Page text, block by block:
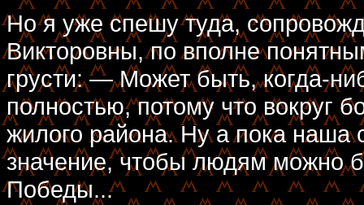
Но я уже спешу туда,
Викторовны, по вполне
грусти: — Может быть, когда-
полностью, потому что вокруг
жилого района. Ну а пока наша
значение, чтобы людям можно
Победы...